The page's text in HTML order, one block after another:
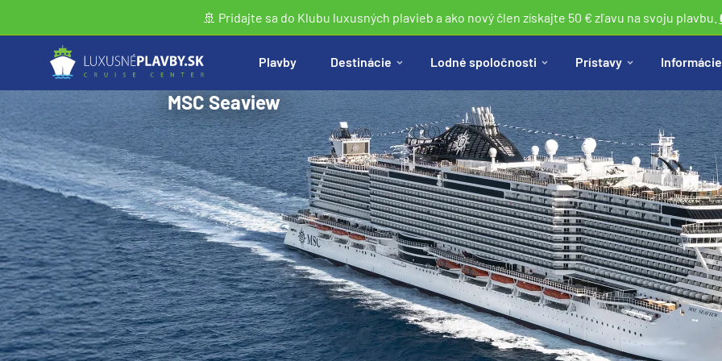
🚢 Pridajte sa do Klubu luxusných plavieb a ako nový člen získajte 50 € zľavu na svoju plavbu.
Plavby Destinácie Lodné spoločnosti Prístavy Informácie
Vyhľadať
MSC Seaview